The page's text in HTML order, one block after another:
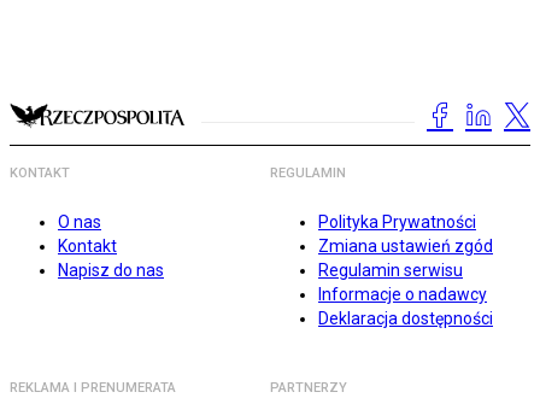
KONTAKT
O nas
Kontakt
Napisz do nas
REGULAMIN
Polityka Prywatności
Zmiana ustawień zgód
Regulamin serwisu
Informacje o nadawcy
Deklaracja dostępności
REKLAMA I PRENUMERATA PARTNERZY